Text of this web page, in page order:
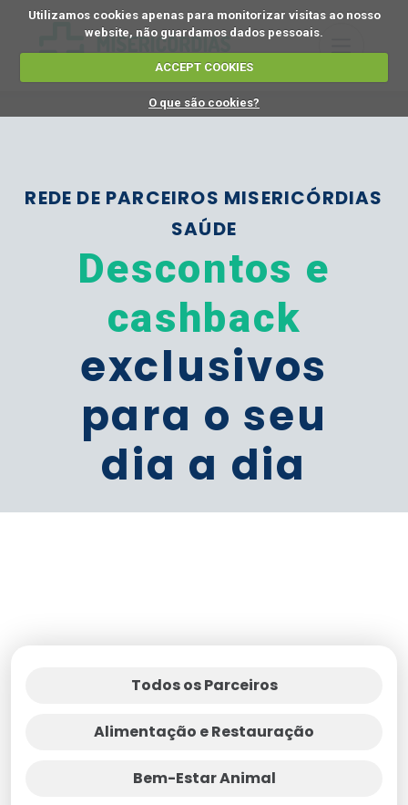
Utilizamos cookies apenas para monitorizar visitas ao nosso
website, não guardamos dados pessoais.
ACCEPT COOKIES
O que são cookies?
REDE DE PARCEIROS MISERICÓRDIAS
SAÚDE
Descontos e
cashback
exclusivos
para o seu
dia a dia
Todos os Parceiros
Alimentação e Restauração
Bem-Estar Animal